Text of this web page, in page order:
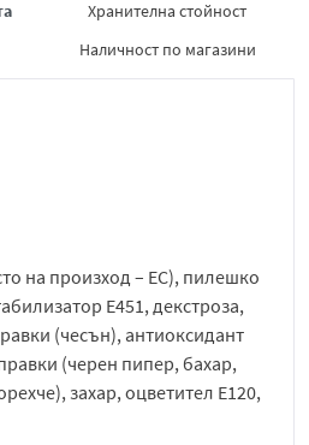
Хранителна стойност
Наличност по магазини
на произход – ЕС), пилешко
E451, декстроза,
(чесън), антиоксидант
(черен пипер, бахар,
захар, оцветител E120,